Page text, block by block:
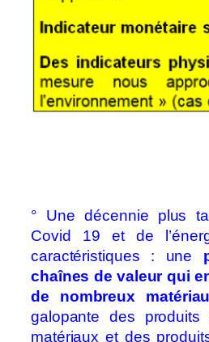
° Une décennie plus
Covid 19 et de
caractéristiques : une
chaînes de valeur qui
de nombreux
galopante des produits
matériaux et des